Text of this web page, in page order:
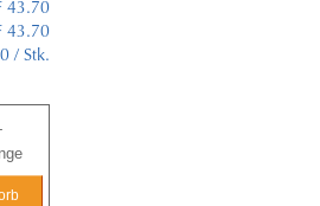
43.70
43.70
/ Stk.